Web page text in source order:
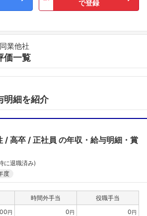
で登録
業他社
価一覧
明細を紹介
高卒 正社員 の年収・給与明細・賞
に退職済み)
度
時間外手当
役職手当
円 0円 0円